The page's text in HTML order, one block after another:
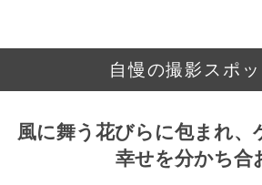
自慢の撮影スポッ
風に舞う花びらに包まれ、
幸せを分かち合